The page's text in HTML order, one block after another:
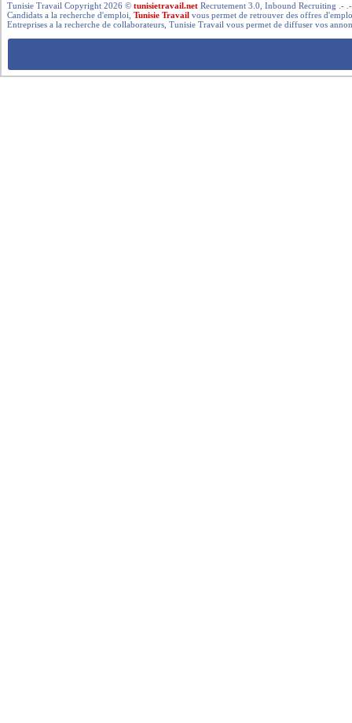
Tunisie Travail Copyright 2026 ©tunisietravail.net Recrutement 3.0, Inbound Recruiting .-
Candidats a la recherche d'emploi,Tunisie Travail vous permet de retrouver des offres
Entreprises a la recherche de collaborateurs, Tunisie Travail vous permet de diffuser vos